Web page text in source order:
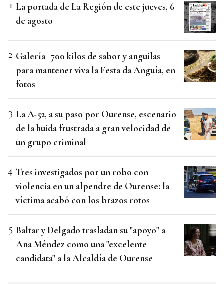
La portada de La Región de este jueves, 6
de agosto
Galería | 700 kilos de sabor y anguilas
para mantener viva la Festa da Anguía, en
fotos
La A-52, a su paso por Ourense, escenario
de la huida frustrada a gran velocidad de
un grupo criminal
Tres investigados por un robo con
violencia en un alpendre de Ourense: la
víctima acabó con los brazos rotos
Baltar y Delgado trasladan su "apoyo" a
Ana Méndez como una "excelente
candidata" a la Alcaldía de Ourense